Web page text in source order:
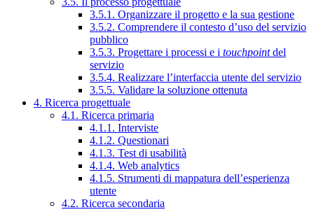
3.5.1. Organizzare il progetto e la sua gestione
3.5.2. Comprendere il contesto d’uso del servizio
pubblico
3.5.3. Progettare i processi e i touchpointdel
servizio
3.5.4. Realizzare l’interfaccia utente del servizio
3.5.5. Validare la soluzione ottenuta
4. Ricerca progettuale
4.1. Ricerca primaria
4.1.1. Interviste
4.1.2. Questionari
4.1.3. Test di usabilità
4.1.4. Web analytics
4.1.5. Strumenti di mappatura dell’esperienza
utente
4.2. Ricerca secondaria